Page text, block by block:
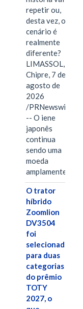
repetir ou,
desta vez, o
cenário é
realmente
diferente?
LIMASSOL,
Chipre, 7 de
agosto de
2026
/PRNewswire/
-- O iene
japonês
continua
sendo uma
moeda
amplamente…
O trator
híbrido
Zoomlion
DV3504
foi
selecionado
para duas
categorias
do prêmio
TOTY
2027, o